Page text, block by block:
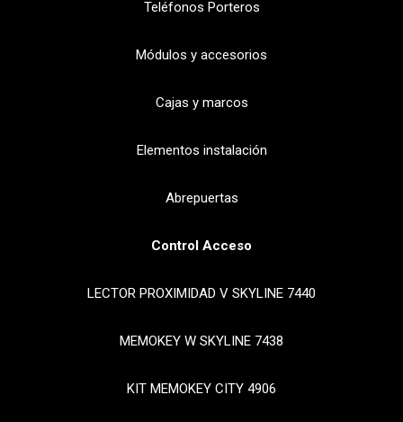
Teléfonos Porteros
Módulos y accesorios
Cajas y marcos
Elementos instalación
Abrepuertas
Control Acceso
LECTOR PROXIMIDAD V SKYLINE 7440
MEMOKEY W SKYLINE 7438
KIT MEMOKEY CITY 4906